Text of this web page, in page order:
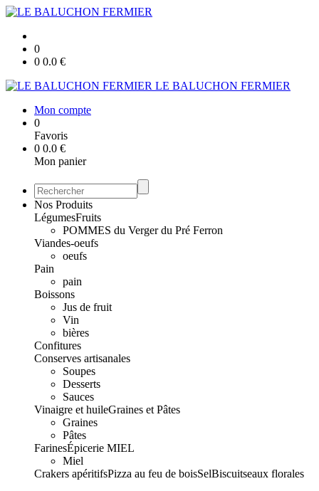
0
0 0.0 €
LE BALUCHON FERMIER
Mon compte
0
Favoris
0 0.0 €
Mon panier
Nos Produits
LégumesFruits
POMMES du Verger du Pré Ferron
Viandes-oeufs
oeufs
Pain
pain
Boissons
Jus de fruit
Vin
bières
Confitures
Conserves artisanales
Soupes
Desserts
Sauces
Vinaigre et huileGraines et Pâtes
Graines
Pâtes
FarinesÉpicerie MIEL
Miel
Crakers apéritifsPizza au feu de boisSelBiscuitseaux florales